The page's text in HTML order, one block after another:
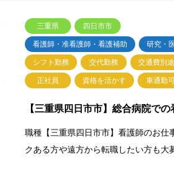
三重県 四日市市
看護師・准看護師・看護補助 研究・
シフト勤務 交代勤務 交通費別
正社員 資格を活かす 車通勤
【三重県四日市市】総合病院
職種【三重県四日市市】看護師のお仕
クある方や遠方から転職したい方も大